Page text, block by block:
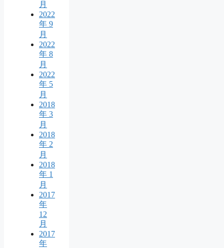
月
2022
年 9
月
2022
年 8
月
2022
年 5
月
2018
年 3
月
2018
年 2
月
2018
年 1
月
2017
年
12
月
2017
年